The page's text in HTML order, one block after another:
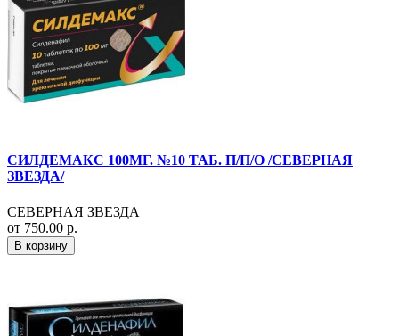
СИЛДЕМАКС 100МГ. №10 ТАБ. П/П/О /СЕВЕРНАЯ
ЗВЕЗДА/
СЕВЕРНАЯ ЗВЕЗДА
от 750.00 р.
В корзину